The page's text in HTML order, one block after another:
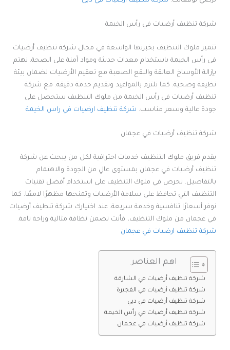
شركة تنظيف أرضيات في رأس الخيمة
تتميز ملوك التنظيف بخبرتها الواسعة في مجال شركة تنظيف أرضيات
في رأس الخيمة باستخدام معدات حديثة ومواد آمنة على الصحة. نهتم
بإزالة الأوساخ العالقة والبقع الصعبة مع تعقيم الأرضيات لضمان بيئة
نظيفة وصحية. كما نلتزم بالمواعيد وتقديم خدمة دقيقة. مع شركة
تنظيف أرضيات في رأس الخيمة من ملوك التنظيف ستحصل على
جودة عالية وسعر مناسب. شركة تنظيف ارضيات في راس الخيمة
شركة تنظيف أرضيات في عجمان
يقدم فريق ملوك التنظيف خدمات احترافية لكل من يبحث عن شركة
تنظيف أرضيات في عجمان بمستوى عالٍ من الجودة والاهتمام
بالتفاصيل. نحرص في ملوك التنظيف على استخدام أفضل تقنيات
التنظيف التي تحافظ على سلامة الأرضيات وتمنحها مظهرًا لامعًا. كما
نوفر أسعارًا تنافسية وخدمة سريعة. عند اختيارك شركة تنظيف أرضيات
في عجمان من ملوك التنظيف، فأنت تضمن نظافة مثالية وراحة تامة.
شركة تنظيف ارضيات في عجمان
اهم العناصر
شركة تنظيف أرضيات في الشارقة
شركة تنظيف أرضيات في الفجيرة
شركة تنظيف أرضيات في دبي
شركة تنظيف أرضيات في رأس الخيمة
شركة تنظيف أرضيات في عجمان